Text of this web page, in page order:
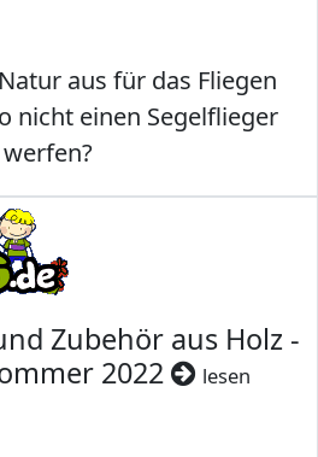
aus für das Fliegen
nicht einen Segelflieger
werfen?
Zubehör aus Holz -
2022
lesen